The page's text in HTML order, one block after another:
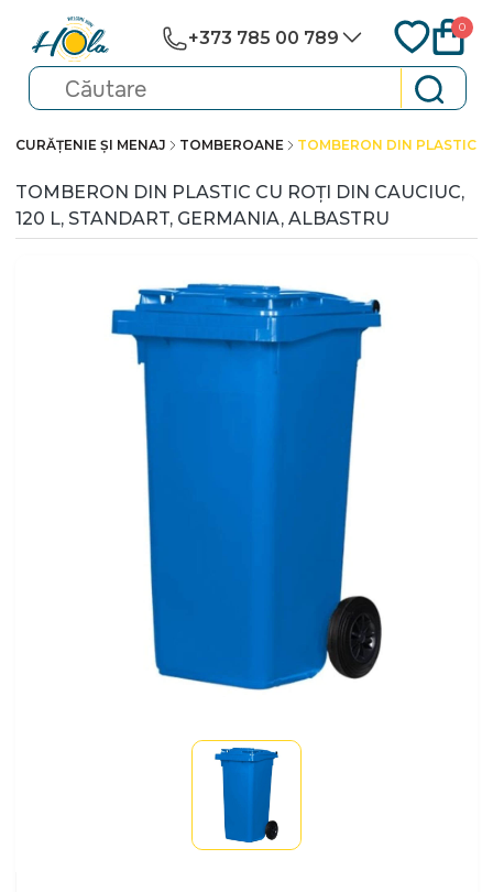
+373 785 00 789
0
CURĂȚENIE ȘI MENAJ TOMBEROANE TOMBERON DIN PLASTIC
TOMBERON DIN PLASTIC CU ROȚI DIN CAUCIUC,
120 L, STANDART, GERMANIA, ALBASTRU